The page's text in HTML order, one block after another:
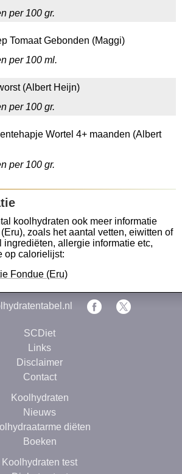
per 100 gr.
Tomaat Gebonden (Maggi)
per 100 ml.
(Albert Heijn)
per 100 gr.
Wortel 4+ maanden (Albert
per 100 gr.
koolhydraten ook meer informatie
zoals het aantal vetten, eiwitten of
ingrediëten, allergie informatie etc,
op calorielijst:
Fondue (Eru)
SCDiet
Links
Disclaimer
Contact
Koolhydraten
Nieuws
diëten
Boeken
Koolhydraten test